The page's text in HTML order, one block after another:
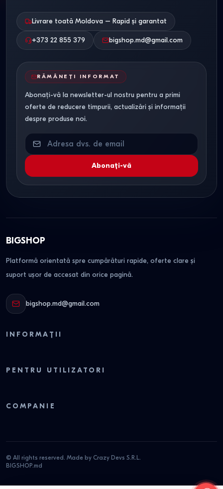
Livrare toată Moldova – Rapid și garantat
+373 22 855 379 bigshop.md@gmail.com
RĂMÂNEȚI INFORMAT
Abonați-vă la newsletter-ul nostru pentru a primi
oferte de reducere timpurii, actualizări și informații
despre produse noi.
Abonați-vă
BIGSHOP
Platformă orientată spre cumpărături rapide, oferte clare și
suport ușor de accesat din orice pagină.
bigshop.md@gmail.com
INFORMAȚII
PENTRU UTILIZATORI
COMPANIE
© All rights reserved. Made by Crazy Devs S.R.L.
BIGSHOP.md